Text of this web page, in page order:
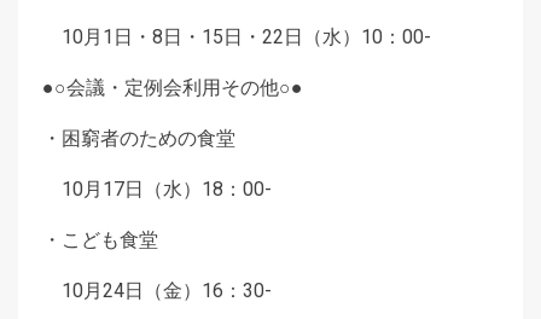
10月1日・8日・15日・22日（水）10：00-
●○会議・定例会利用その他○●
・困窮者のための食堂
10月17日（水）18：00-
・こども食堂
10月24日（金）16：30-